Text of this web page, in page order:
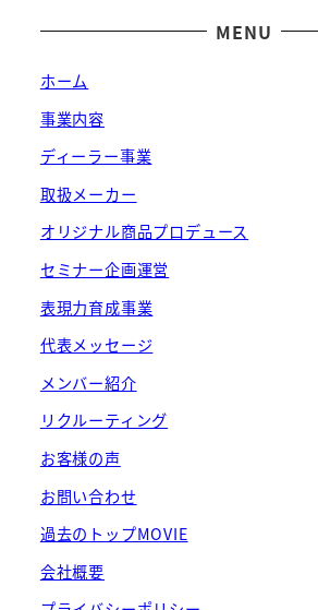
MENU
ホーム
事業内容
ディーラー事業
取扱メーカー
オリジナル商品プロデュース
セミナー企画運営
表現力育成事業
代表メッセージ
メンバー紹介
リクルーティング
お客様の声
お問い合わせ
過去のトップMOVIE
会社概要